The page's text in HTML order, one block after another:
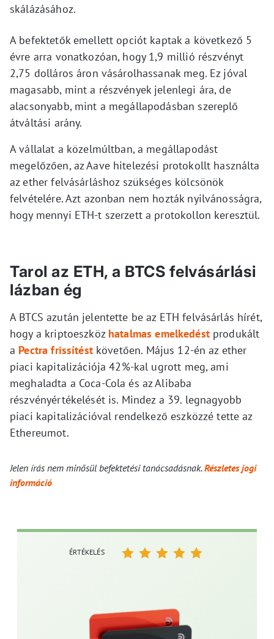
skálázásához.
A befektetők emellett opciót kaptak a következő 5
évre arra vonatkozóan, hogy 1,9 millió részvényt
2,75 dolláros áron vásárolhassanak meg. Ez jóval
magasabb, mint a részvények jelenlegi ára, de
alacsonyabb, mint a megállapodásban szereplő
átváltási arány.
A vállalat a közelmúltban, a megállapodást
megelőzően, az Aave hitelezési protokollt használta
az ether felvásárláshoz szükséges kölcsönök
felvételére. Azt azonban nem hozták nyilvánosságra,
hogy mennyi ETH-t szerzett a protokollon keresztül.
Tarol az ETH, a BTCS felvásárlási
lázban ég
A BTCS azután jelentette be az ETH felvásárlás hírét,
hogy a kriptoeszköz hatalmas emelkedéstprodukált
a Pectra frissítéstkövetően. Május 12-én az ether
piaci kapitalizációja 42%-kal ugrott meg, ami
meghaladta a Coca-Cola és az Alibaba
részvényértékelését is. Mindez a 39. legnagyobb
piaci kapitalizációval rendelkező eszközzé tette az
Ethereumot.
Jelen írás nem minősül befektetési tanácsadásnak.Részletes jogi
információ
ÉRTÉKELÉS